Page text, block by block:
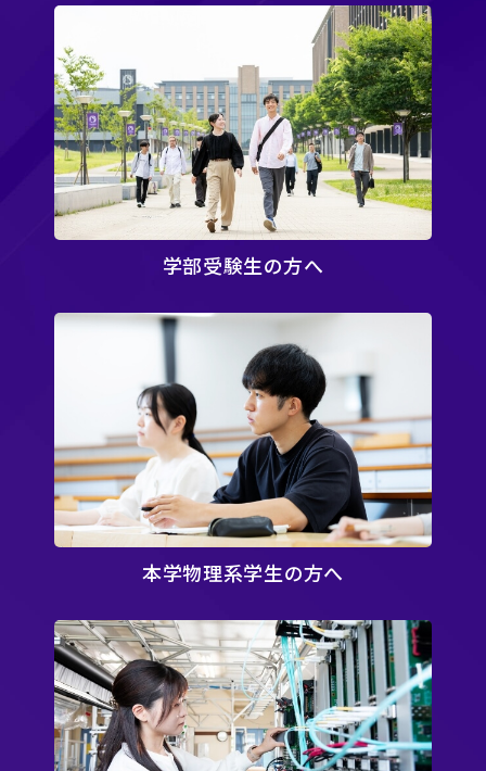
東北大学物理学専攻・
物理学科について
教職員⼀覧
研究分野の紹介
先輩からのメッセージ
お問い合わせ
English
学部受験生の方へ
本学物理系学生の方へ